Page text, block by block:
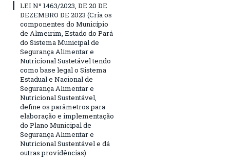
LEI Nº 1463/2023, DE 20 DE
DEZEMBRO DE 2023 (Cria os
componentes do Município
de Almeirim, Estado do Pará
do Sistema Municipal de
Segurança Alimentar e
Nutricional Sustetável tendo
como base legal o Sistema
Estadual e Nacional de
Segurança Alimentar e
Nutricional Sustentável,
define os parâmetros para
elaboração e implementação
do Plano Municipal de
Segurança Alimentar e
Nutricional Sustentável e dá
outras providências)